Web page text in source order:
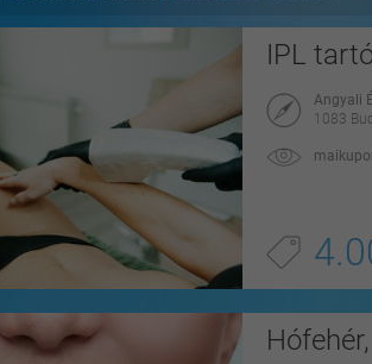
IPL
Angyali
1083